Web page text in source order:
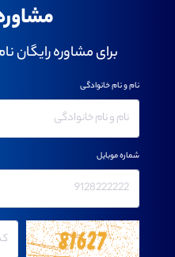
برای مشاوره رایگان
نام و نام خانوادگی
شماره موبایل